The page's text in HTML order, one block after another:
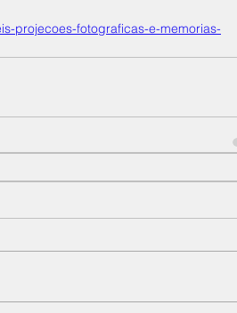
projecoes-fotograficas-e-memorias-